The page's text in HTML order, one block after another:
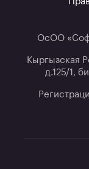
ОсОО
Кыргызская
д.125/1,